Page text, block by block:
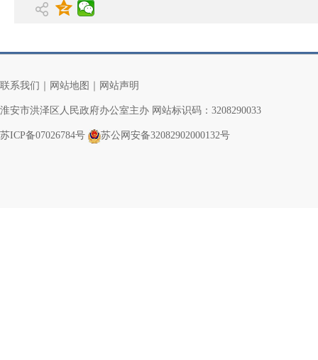
联系我们 网站地图 网站声明
淮安市洪泽区人民政府办公室主办 网站标识码：3208290033
苏ICP备07026784号 苏公网安备32082902000132号